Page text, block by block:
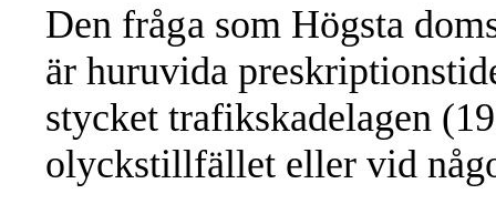
Den fråga som Högsta
är huruvida
stycket trafikskadelagen
olyckstillfället eller vid